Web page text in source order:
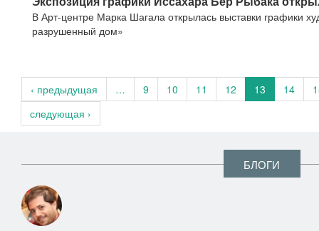
В Арт-центре Марка Шагала открылась выставки графики
разрушенный дом»
‹ предыдущая … 9 10 11 12 13 14
следующая ›
БЛОГИ